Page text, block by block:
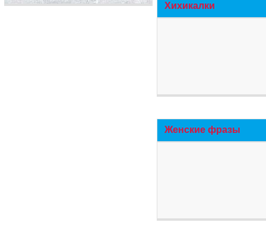
Хихикалки
Женские фразы